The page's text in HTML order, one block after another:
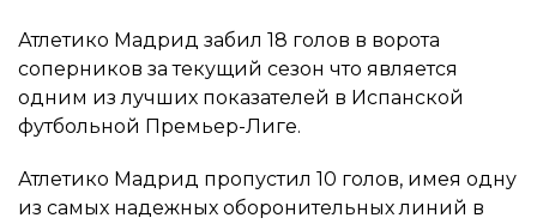
Атлетико Мадрид забил 18 голов в ворота
соперников за текущий сезон что является
одним из лучших показателей в Испанской
футбольной Премьер-Лиге.
Атлетико Мадрид пропустил 10 голов, имея одну
из самых надежных оборонительных линий в